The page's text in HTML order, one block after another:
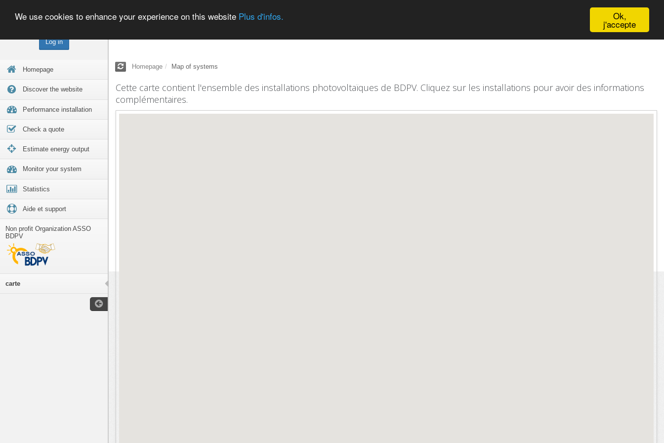
Log in
Homepage
Discover the website
Performance installation
Check a quote
Estimate energy output
Monitor your system
Statistics
Aide et support
Non profit Organization ASSO
BDPV
carte
Ok,
j'accepte
We use cookies to enhance your experience on this website Plus d'infos.
Homepage Map of systems
Cette carte contient l'ensemble des installations photovoltaïques de BDPV. Cliquez sur les installations pour avoir des informations
complémentaires.